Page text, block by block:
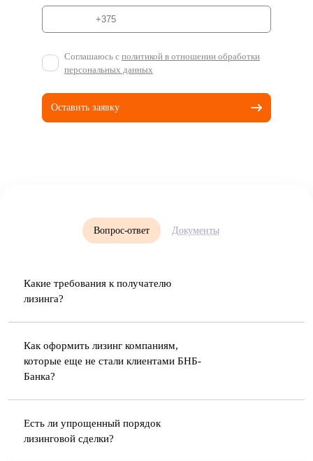
Соглашаюсь с политикой в отношении обработки
персональных данных
Оставить заявку
Вопрос-ответ Документы
Какие требования к получателю
лизинга?
Как оформить лизинг компаниям,
которые еще не стали клиентами БНБ-
Банка?
Есть ли упрощенный порядок
лизинговой сделки?